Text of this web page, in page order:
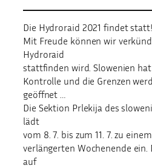
Die Hydroraid 2021 findet statt!
Mit Freude können wir
Hydroraid
stattfinden wird. Slowenien
Kontrolle und die Grenzen
geöffnet …
Die Sektion Prlekija des
lädt
vom 8. 7. bis zum 11. 7. zu
verlängerten Wochenende ein.
auf